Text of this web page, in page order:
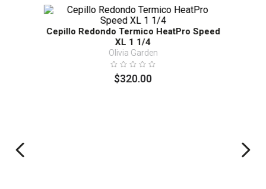
Cepillo Redondo Termico HeatPro Speed
XL 1 1/4
Olivia Garden
$320.00